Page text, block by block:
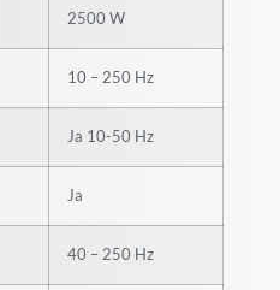
2500 W
10 – 250 Hz
Ja 10-50 Hz
Ja
40 – 250 Hz